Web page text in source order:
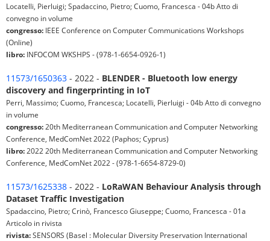
Locatelli, Pierluigi; Spadaccino, Pietro; Cuomo, Francesca - 04b Atto di
convegno in volume
congresso: IEEE Conference on Computer Communications Workshops
(Online)
libro: INFOCOM WKSHPS - (978-1-6654-0926-1)
11573/1650363 - 2022 - BLENDER - Bluetooth low energy
discovery and fingerprinting in IoT
Perri, Massimo; Cuomo, Francesca; Locatelli, Pierluigi - 04b Atto di convegno
in volume
congresso: 20th Mediterranean Communication and Computer Networking
Conference, MedComNet 2022 (Paphos; Cyprus)
libro: 2022 20th Mediterranean Communication and Computer Networking
Conference, MedComNet 2022 - (978-1-6654-8729-0)
11573/1625338 - 2022 - LoRaWAN Behaviour Analysis through
Dataset Traffic Investigation
Spadaccino, Pietro; Crinò, Francesco Giuseppe; Cuomo, Francesca - 01a
Articolo in rivista
rivista:SENSORS (Basel : Molecular Diversity Preservation International